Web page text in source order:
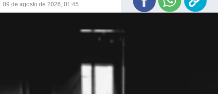
09 de agosto de 2026, 01:45